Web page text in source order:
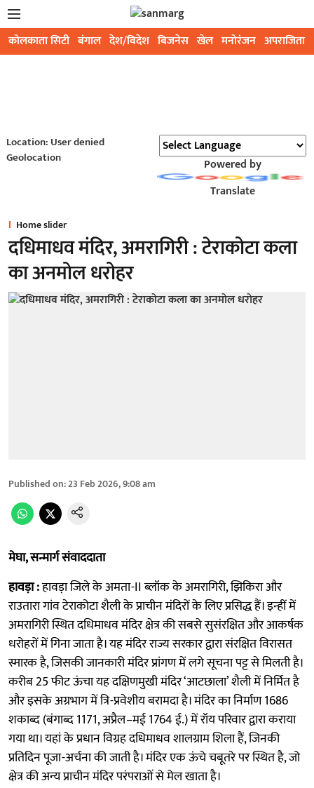
कोलकाता सिटी बंगाल देश/विदेश बिजनेस खेल मनोरंजन अपराजिता
Location: User denied
Geolocation
Powered by
Translate
Home slider
दधिमाधव मंदिर, अमरागिरी : टेराकोटा कला
का अनमोल धरोहर
Published on:23 Feb 2026, 9:08 am
मेघा, सन्मार्ग संवाददाता
हावड़ा :हावड़ा जिले के अमता-II ब्लॉक के अमरागिरी, झिकिरा और
राउतारा गांव टेराकोटा शैली के प्राचीन मंदिरों के लिए प्रसिद्ध हैं। इन्हीं में
अमरागिरी स्थित दधिमाधव मंदिर क्षेत्र की सबसे सुसंरक्षित और आकर्षक
धरोहरों में गिना जाता है। यह मंदिर राज्य सरकार द्वारा संरक्षित विरासत
स्मारक है, जिसकी जानकारी मंदिर प्रांगण में लगे सूचना पट्ट से मिलती है।
करीब 25 फीट ऊंचा यह दक्षिणमुखी मंदिर ‘आटछाला’ शैली में निर्मित है
और इसके अग्रभाग में त्रि-प्रवेशीय बरामदा है। मंदिर का निर्माण 1686
शकाब्द (बंगाब्द 1171, अप्रैल–मई 1764 ई.) में रॉय परिवार द्वारा कराया
गया था। यहां के प्रधान विग्रह दधिमाधव शालग्राम शिला हैं, जिनकी
प्रतिदिन पूजा-अर्चना की जाती है। मंदिर एक ऊंचे चबूतरे पर स्थित है, जो
क्षेत्र की अन्य प्राचीन मंदिर परंपराओं से मेल खाता है।